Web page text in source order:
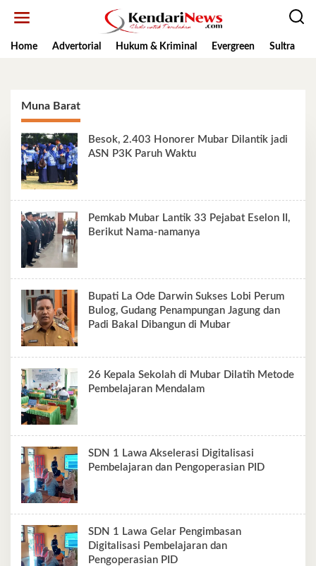
Home
Advertorial Hukum & Kriminal Evergreen Sultra
Muna Barat
Besok, 2.403 Honorer Mubar Dilantik jadi
ASN P3K Paruh Waktu
Pemkab Mubar Lantik 33 Pejabat Eselon II,
Berikut Nama-namanya
Bupati La Ode Darwin Sukses Lobi Perum
Bulog, Gudang Penampungan Jagung dan
Padi Bakal Dibangun di Mubar
26 Kepala Sekolah di Mubar Dilatih Metode
Pembelajaran Mendalam
SDN 1 Lawa Akselerasi Digitalisasi
Pembelajaran dan Pengoperasian PID
SDN 1 Lawa Gelar Pengimbasan
Digitalisasi Pembelajaran dan
Pengoperasian PID